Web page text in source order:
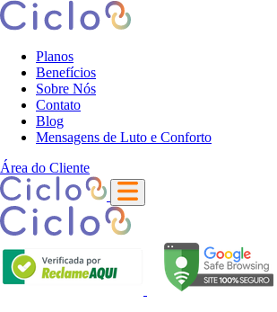
Planos
Benefícios
Sobre Nós
Contato
Blog
Mensagens de Luto e Conforto
Área do Cliente